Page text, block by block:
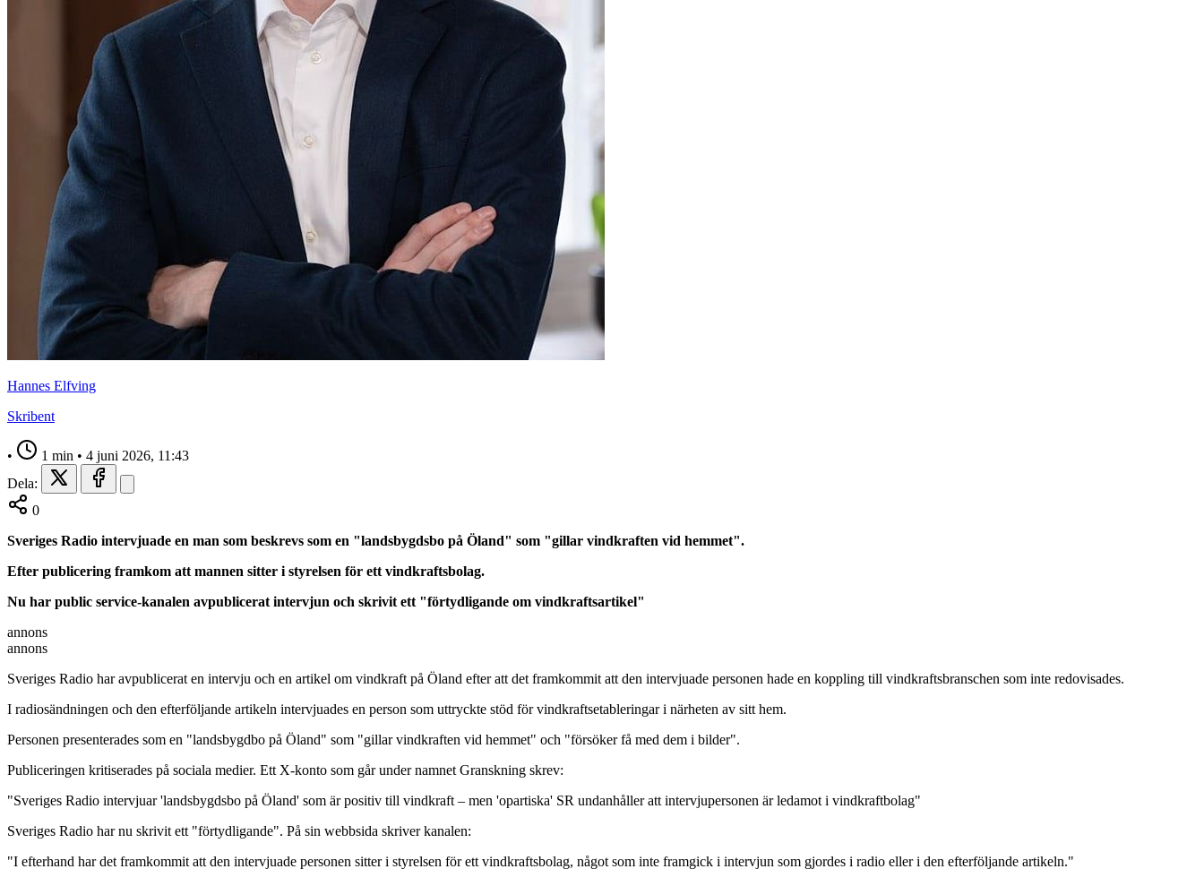
Hannes Elfving
Skribent
• 1 min • 4 juni 2026, 11:43
Dela:
0
Sveriges Radio intervjuade en man som beskrevs som en "landsbygdsbo på Öland" som "gillar vindkraften vid hemmet".
Efter publicering framkom att mannen sitter i styrelsen för ett vindkraftsbolag.
Nu har public service-kanalen avpublicerat intervjun och skrivit ett "förtydligande om vindkraftsartikel"
annons
annons
Sveriges Radio har avpublicerat en intervju och en artikel om vindkraft på Öland efter att det framkommit att den intervjuade personen hade en koppling till vindkraftsbranschen som inte redovisades.
I radiosändningen och den efterföljande artikeln intervjuades en person som uttryckte stöd för vindkraftsetableringar i närheten av sitt hem.
Personen presenterades som en "landsbygdbo på Öland" som "gillar vindkraften vid hemmet" och "försöker få med dem i bilder".
Publiceringen kritiserades på sociala medier. Ett X-konto som går under namnet Granskning skrev:
"Sveriges Radio intervjuar 'landsbygdsbo på Öland' som är positiv till vindkraft – men 'opartiska' SR undanhåller att intervjupersonen är ledamot i vindkraftbolag"
Sveriges Radio har nu skrivit ett "förtydligande". På sin webbsida skriver kanalen:
"I efterhand har det framkommit att den intervjuade personen sitter i styrelsen för ett vindkraftsbolag, något som inte framgick i intervjun som gjordes i radio eller i den efterföljande artikeln."